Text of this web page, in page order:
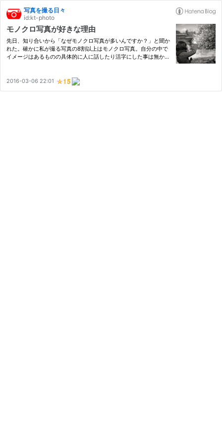
写真を撮る日々
id:kt-photo
モノクロ写真が好きな理由
先日、知り合いから「なぜモノクロ写真が多いんですか？」と聞か
れた。確かに私が撮る写真の8割以上はモノクロ写真。自分の中で
イメージはあるものの具体的に人に話したり活字にした事は無かっ
2016-03-06 22:01